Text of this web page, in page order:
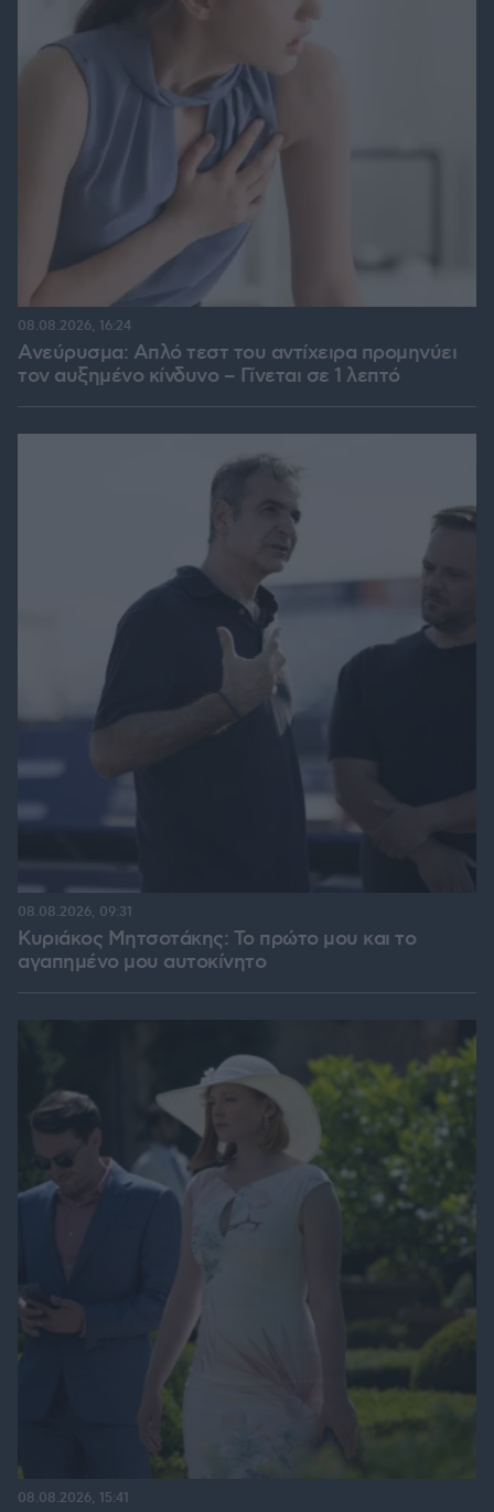
Ανεύρυσμα: Απλό τεστ του αντίχειρα προμηνύει
τον αυξημένο κίνδυνο – Γίνεται σε 1 λεπτό
08.08.2026, 16:24
Κυριάκος Μητσοτάκης: Το πρώτο μου και το
αγαπημένο μου αυτοκίνητο
08.08.2026, 09:31
08.08.2026, 15:41